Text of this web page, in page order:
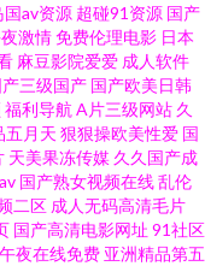
视频天堂 18欧美午夜网站
视在线 亚州综合色图 97超
在线观看网站 如如影视伦
日韩特黄 国产色黄网站精
国av资源 超碰91资源 国产
激情免费伦理电影 日本
麻豆影院爱爱 成人软件
产三级国产 国产欧美日韩
福利导航 A片三级网站 久
五月天 狠狠操欧美性爱 国
天美果冻传媒 久久国产成
国产熟女视频在线乱伦
二区 成人无码高清毛片
国产高清电影网址 91社区
夜在线免费 亚洲精品第五